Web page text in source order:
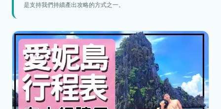
是支持我們持續產出攻略的方式之一。